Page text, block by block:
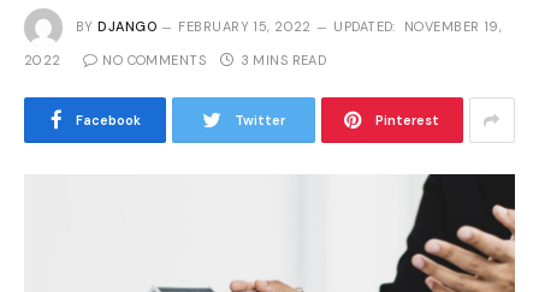
BY DJANGO FEBRUARY 15, 2022 UPDATED: NOVEMBER 19,
2022 NO COMMENTS 3 MINS READ
Facebook Twitter Pinterest